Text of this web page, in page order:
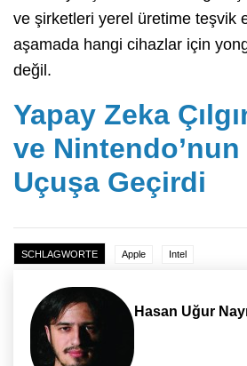
ve şirketleri yerel üretime teşvik
aşamada hangi cihazlar için
değil.
Yapay Zeka
ve Nintendo’nun
Uçuşa Geçirdi
SCHLAGWORTE Apple Intel
Hasan Uğur